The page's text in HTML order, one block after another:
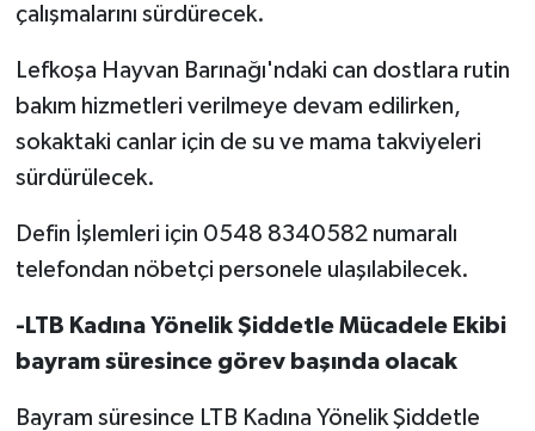
çalışmalarını sürdürecek.
Lefkoşa Hayvan Barınağı'ndaki can dostlara rutin
bakım hizmetleri verilmeye devam edilirken,
sokaktaki canlar için de su ve mama takviyeleri
sürdürülecek.
Defin İşlemleri için 0548 8340582 numaralı
telefondan nöbetçi personele ulaşılabilecek.
-LTB Kadına Yönelik Şiddetle Mücadele Ekibi
bayram süresince görev başında olacak
Bayram süresince LTB Kadına Yönelik Şiddetle